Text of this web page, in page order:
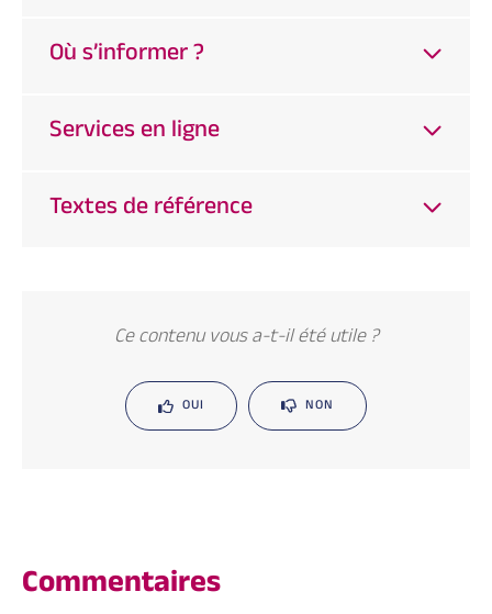
Où s’informer ?
Services en ligne
Textes de référence
Ce contenu vous a-t-il été utile ?
OUI NON
Commentaires